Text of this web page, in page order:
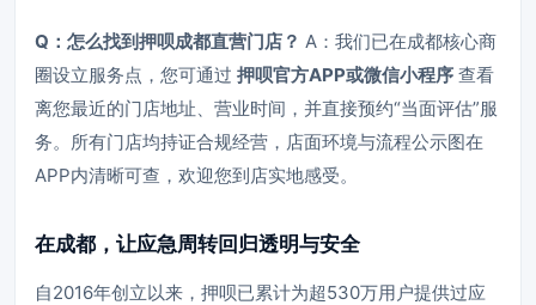
Q：怎么找到押呗成都直营门店？ A：我们已在成都核心商
圈设立服务点，您可通过 押呗官方APP或微信小程序 查看
离您最近的门店地址、营业时间，并直接预约“当面评估”服
务。所有门店均持证合规经营，店面环境与流程公示图在
APP内清晰可查，欢迎您到店实地感受。
在成都，让应急周转回归透明与安全
自2016年创立以来，押呗已累计为超530万用户提供过应